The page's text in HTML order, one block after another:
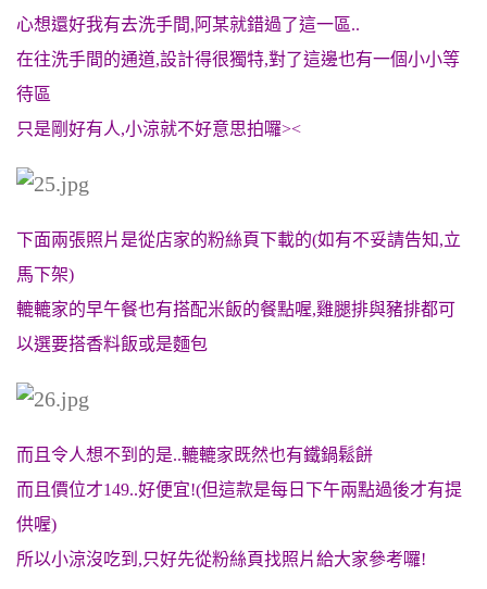
心想還好我有去洗手間,阿某就錯過了這一區..
在往洗手間的通道,設計得很獨特,對了這邊也有一個小小等
待區
只是剛好有人,小涼就不好意思拍囉><
下面兩張照片是從店家的粉絲頁下載的(如有不妥請告知,立
馬下架)
轆轆家的早午餐也有搭配米飯的餐點喔,雞腿排與豬排都可
以選要搭香料飯或是麵包
而且令人想不到的是..轆轆家既然也有鐵鍋鬆餅
而且價位才149..好便宜!(但這款是每日下午兩點過後才有提
供喔)
所以小涼沒吃到,只好先從粉絲頁找照片給大家參考囉!